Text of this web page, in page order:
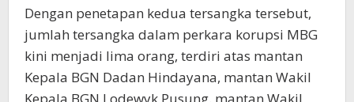
Dengan penetapan kedua tersangka tersebut,
jumlah tersangka dalam perkara korupsi MBG
kini menjadi lima orang, terdiri atas mantan
Kepala BGN Dadan Hindayana, mantan Wakil
Kepala BGN Lodewyk Pusung, mantan Wakil